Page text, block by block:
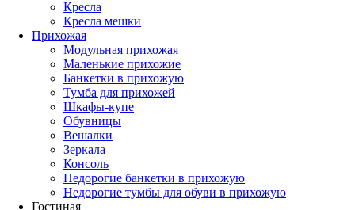
Кресла
Кресла мешки
Прихожая
Модульная прихожая
Маленькие прихожие
Банкетки в прихожую
Тумба для прихожей
Шкафы-купе
Обувницы
Вешалки
Зеркала
Консоль
Недорогие банкетки в прихожую
Недорогие тумбы для обуви в прихожую
Гостиная